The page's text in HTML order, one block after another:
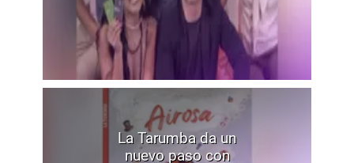
La Tarumba da un
nuevo paso con